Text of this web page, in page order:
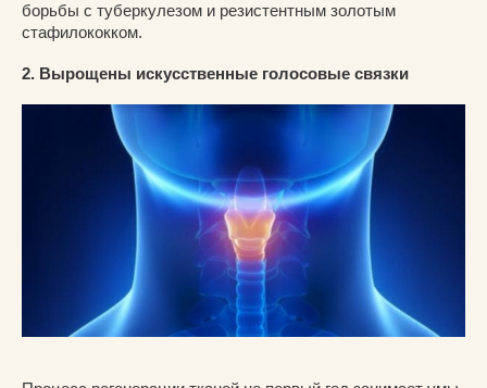
борьбы с туберкулезом и резистентным золотым
стафилококком.
2. Вырощены искусственные голосовые связки